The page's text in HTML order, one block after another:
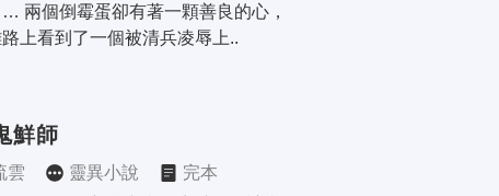
兩個倒霉蛋卻有著一顆善良的心，
上看到了一個被清兵凌辱上..
鮮師
雲 靈異小說
完本